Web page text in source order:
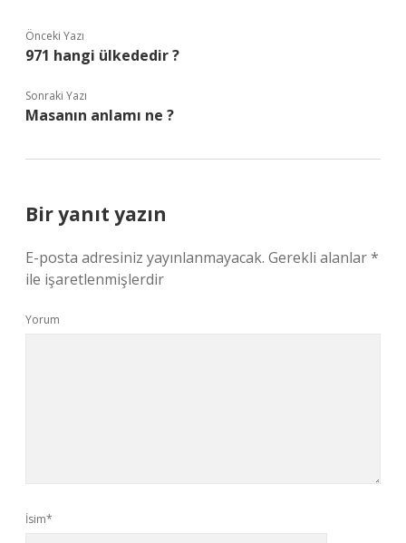
Önceki Yazı
971 hangi ülkededir ?
Sonraki Yazı
Masanın anlamı ne ?
Bir yanıt yazın
E-posta adresiniz yayınlanmayacak. Gerekli alanlar*
ile işaretlenmişlerdir
Yorum
İsim*